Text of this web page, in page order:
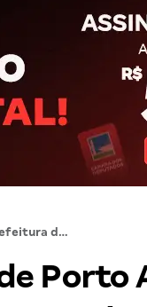
Prefeitura de Porto Alegre do Norte-MT oferece 45 vagas de todos os níveis e ganhos de até R$ 7.002,84
Porto